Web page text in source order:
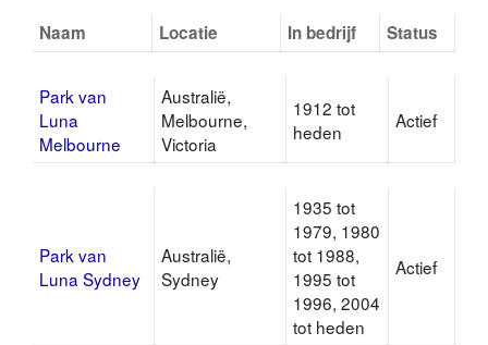
Naam Locatie In bedrijf Status
Park van
Luna
Melbourne
Australië,
Melbourne,
Victoria
1912 tot
heden
Actief
Park van
Luna Sydney
Australië,
Sydney
1935 tot
1979, 1980
tot 1988,
1995 tot
1996, 2004
tot heden
Actief